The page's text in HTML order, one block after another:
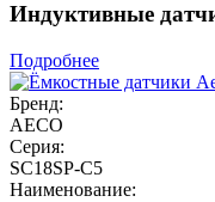
Индуктивные
Подробнее
Бренд:
AECO
Серия:
SC18SP-C5
Наименование: